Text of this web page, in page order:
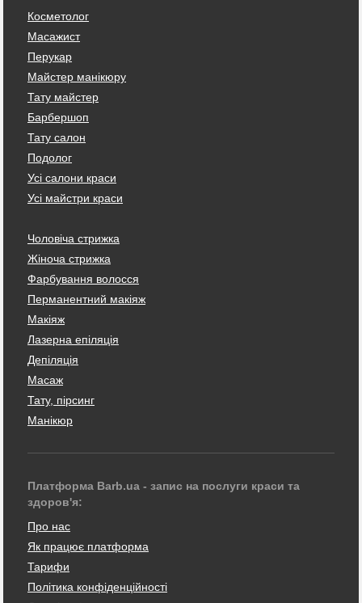
Косметолог
Масажист
Перукар
Майстер манікюру
Тату майстер
Барбершоп
Тату салон
Подолог
Усі салони краси
Усі майстри краси
Чоловіча стрижка
Жіноча стрижка
Фарбування волосся
Перманентний макіяж
Макіяж
Лазерна епіляція
Депіляція
Масаж
Тату, пірсинг
Манікюр
Платформа Barb.ua - запис на послуги краси та
здоров'я:
Про нас
Як працює платформа
Тарифи
Політика конфіденційності